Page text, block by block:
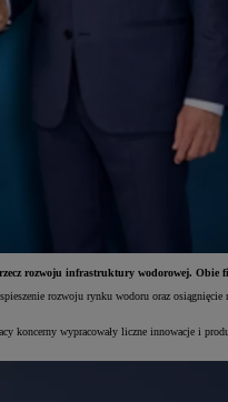
rozwoju infrastruktury wodorowej.
rozwoju rynku wodoru oraz
koncerny wypracowały liczne innowacje i